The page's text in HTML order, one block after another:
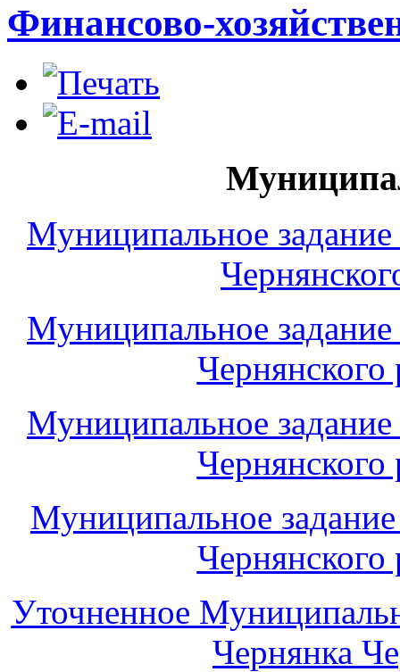
Финансово-
Муниципальное
Муниципальное
Чернянского
Муниципальное
Чернянского
Муниципальное
Чернянского
Уточненное
Чернянка